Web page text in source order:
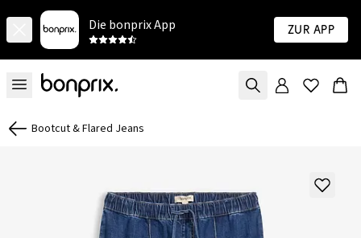
Die bonprix App Zur App
Bootcut & Flared Jeans